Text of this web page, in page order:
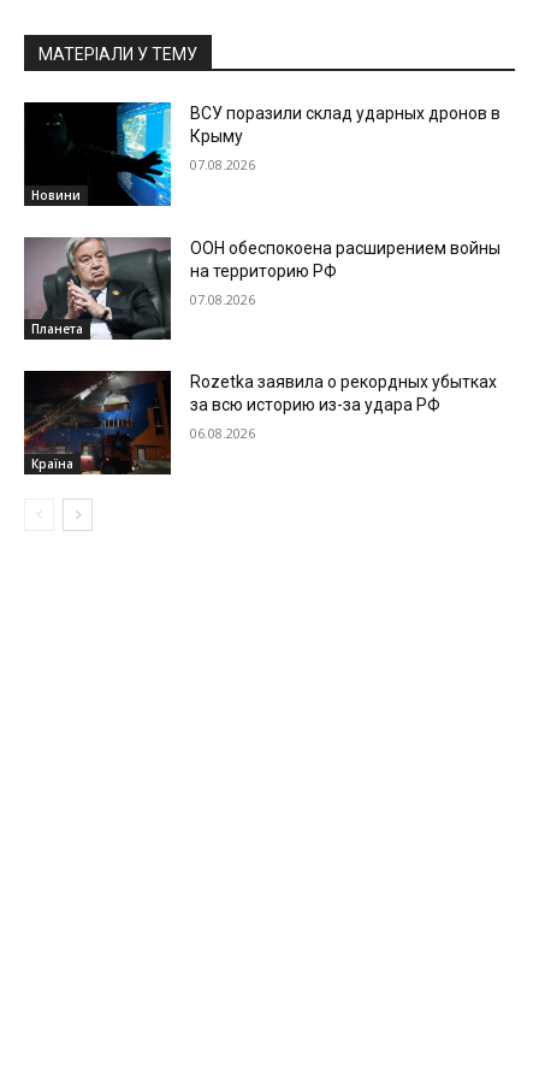
МАТЕРІАЛИ У ТЕМУ
Новини
ВСУ поразили склад ударных дронов в
Крыму
07.08.2026
Планета
ООН обеспокоена расширением войны
на территорию РФ
07.08.2026
Країна
Rozetka заявила о рекордных убытках
за всю историю из-за удара РФ
06.08.2026